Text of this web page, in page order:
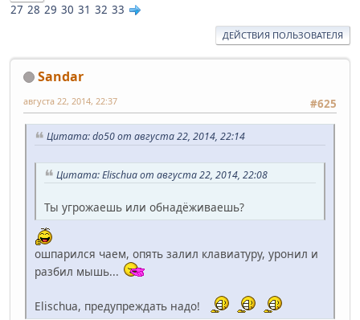
27 28 29 30 31 32 33
ДЕЙСТВИЯ ПОЛЬЗОВАТЕЛЯ
Sandar
#625
августа 22, 2014, 22:37
Цитата: do50 от августа 22, 2014, 22:14
Цитата: Elischua от августа 22, 2014, 22:08
Ты угрожаешь или обнадёживаешь?
ошпарился чаем, опять залил клавиатуру, уронил и
разбил мышь...
Elischua, предупреждать надо!